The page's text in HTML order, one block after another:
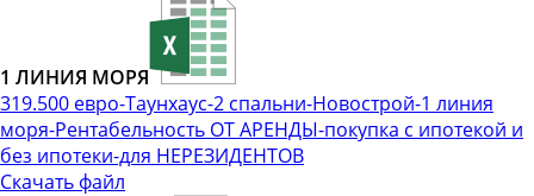
1 ЛИНИЯ МОРЯ
319.500 евро-Таунхаус-2 спальни-Новострой-1 линия
моря-Рентабельность ОТ АРЕНДЫ-покупка с ипотекой и
без ипотеки-для НЕРЕЗИДЕНТОВ
Скачать файл